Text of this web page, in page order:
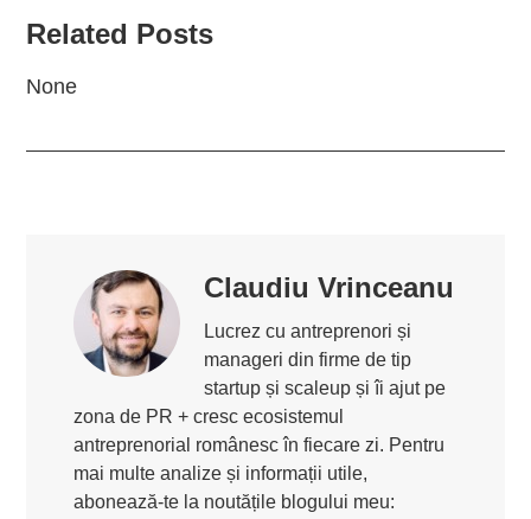
Related Posts
None
Claudiu Vrinceanu
Lucrez cu antreprenori și
manageri din firme de tip
startup și scaleup și îi ajut pe
zona de PR + cresc ecosistemul
antreprenorial românesc în fiecare zi. Pentru
mai multe analize și informații utile,
abonează-te la noutățile blogului meu: